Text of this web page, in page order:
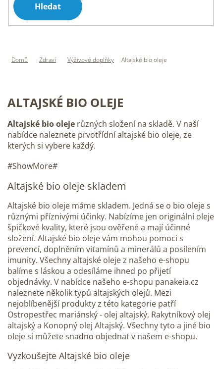
Hledat
Domů Zdraví Výživové doplňky Altajské bio oleje
ALTAJSKÉ BIO OLEJE
Altajské bio oleje různých složení na skladě. V naší
nabídce naleznete prvotřídní altajské bio oleje, ze
kterých si vybere každý.
#ShowMore#
Altajské bio oleje skladem
Altajské bio oleje máme skladem. Jedná se o bio oleje s
různými příznivými účinky. Nabízíme jen originální oleje
špičkové kvality, které jsou ověřené a mají účinné
složení. Altajské bio oleje vám mohou pomoci s
prevencí, doplněním vitamínů a minerálů a posílením
imunity. Všechny altajské oleje z našeho e-shopu
balíme s láskou a odesíláme ihned po přijetí
objednávky. V nabídce našeho e-shopu panakeia.cz
naleznete několik typů altajských olejů. Mezi
nejoblíbenější produkty z této kategorie patří
Ostropestřec mariánský - olej altajský, Rakytníkový olej
altajský a Konopný olej Altajský. Všechny tyto a jiné bio
oleje si můžete snadno objednat v našem e-shopu.
Vyzkoušejte Altajské bio oleje